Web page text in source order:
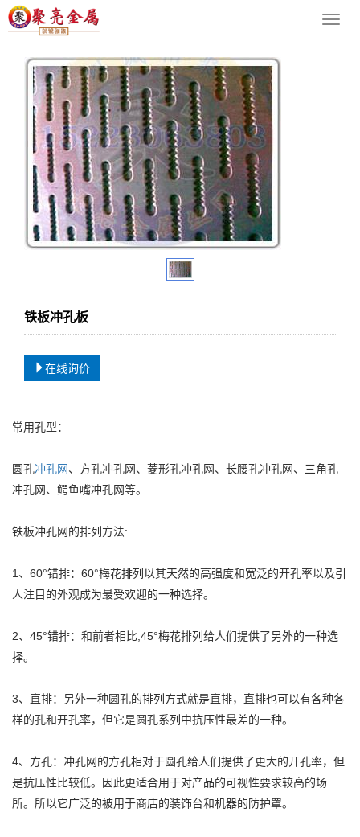
导
您的位置：网站首页
铁板冲孔板
在线询价
常用孔型：
圆孔冲孔网、方孔冲孔网、菱形孔冲孔网、长腰孔冲孔网、三角孔
冲孔网、鳄鱼嘴冲孔网等。
铁板冲孔网的排列方法:
1、60°错排：60°梅花排列以其天然的高强度和宽泛的开孔率以及引
人注目的外观成为最受欢迎的一种选择。
2、45°错排：和前者相比,45°梅花排列给人们提供了另外的一种选
择。
3、直排：另外一种圆孔的排列方式就是直排，直排也可以有各种各
样的孔和开孔率，但它是圆孔系列中抗压性最差的一种。
4、方孔：冲孔网的方孔相对于圆孔给人们提供了更大的开孔率，但
是抗压性比较低。因此更适合用于对产品的可视性要求较高的场
所。所以它广泛的被用于商店的装饰台和机器的防护罩。